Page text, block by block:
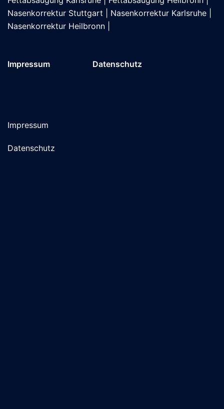
Nasenkorrektur Stuttgart
Nasenkorrektur Karlsruhe
Nasenkorrektur Heilbronn
Impressum Datenschutz
Impressum
Datenschutz